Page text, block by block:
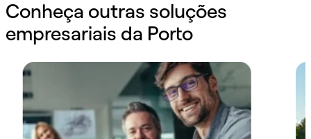
Conheça outras soluções
empresariais da Porto